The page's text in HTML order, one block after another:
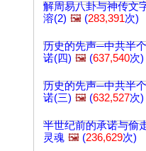
解周易八卦与神传文
溶(2) 🖼️ (283,391次)
历史的先声─中共半
诺(四) 🖼️ (637,540次)
历史的先声─中共半
诺(三) 🖼️ (632,527次)
半世纪前的承诺与偷
灵魂 🖼️ (236,629次)